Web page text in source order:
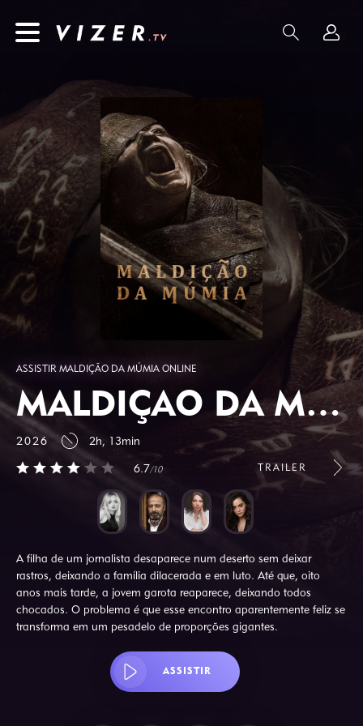
ASSISTIR MALDIÇÃO DA MÚMIA ONLINE
MALDIÇÃO DA MÚMIA
2026 2h, 13min
6.7/10 TRAILER
A filha de um jornalista desaparece num deserto sem deixar
rastros, deixando a família dilacerada e em luto. Até que, oito
anos mais tarde, a jovem garota reaparece, deixando todos
chocados. O problema é que esse encontro aparentemente feliz se
transforma em um pesadelo de proporções gigantes.
ASSISTIR